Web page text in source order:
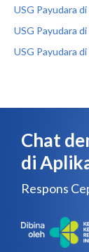
USG Payudara
USG Payudara
USG Payudara